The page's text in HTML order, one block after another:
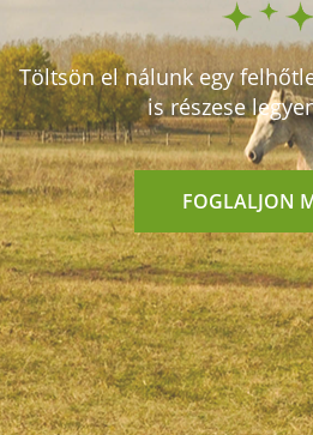
Töltsön el nálunk egy
is részese
FOGLALJON